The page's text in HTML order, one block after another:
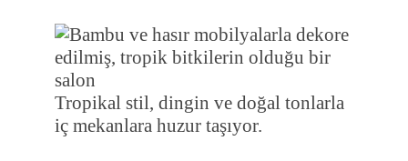
Tropikal stil, dingin ve doğal tonlarla
iç mekanlara huzur taşıyor.